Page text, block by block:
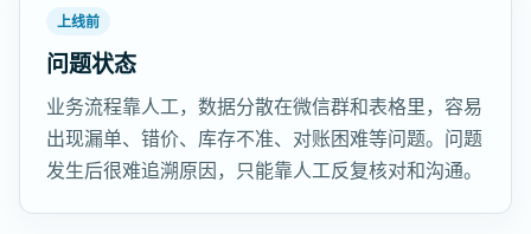
上线前
问题状态
业务流程靠人工，数据分散在微信群和表格里，容易
出现漏单、错价、库存不准、对账困难等问题。问题
发生后很难追溯原因，只能靠人工反复核对和沟通。